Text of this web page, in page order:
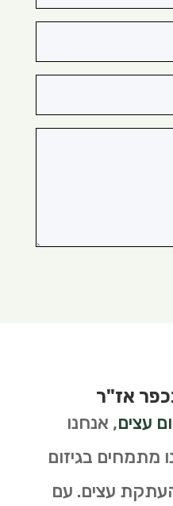
אז"ר
עצים, אנחנו
מתמחים בגיזום
עצים. עם